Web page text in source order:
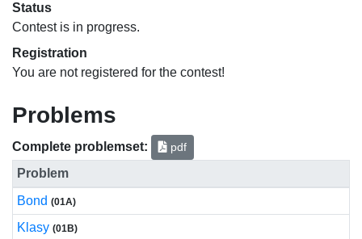
Status
Contest is in progress.
Registration
You are not registered for the contest!
Problems
Complete problemset: pdf
Problem
Bond (01A)
Klasy (01B)